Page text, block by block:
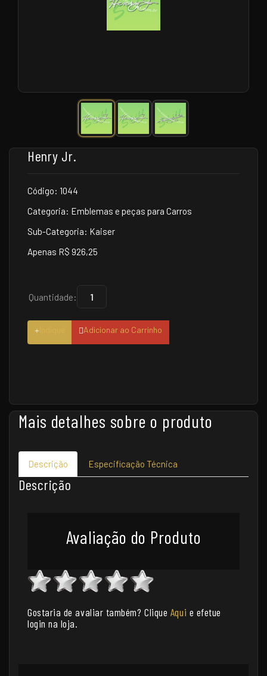
Henry Jr.
Código: 1044
Categoria: Emblemas e peças para Carros
Sub-Categoria: Kaiser
Apenas R$ 926,25
Quantidade:
Adicionar ao Carrinho
Mais detalhes sobre o produto
Descrição Especificação Técnica
Descrição
Avaliação do Produto
Gostaria de avaliar também? Clique Aqui e efetue
login na loja.